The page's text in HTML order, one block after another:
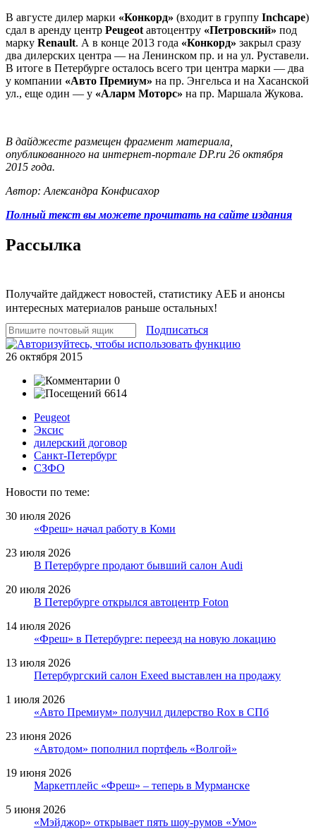
В августе дилер марки «Конкорд» (входит в группу Inchcape)
сдал в аренду центр Peugeot автоцентру «Петровский» под
марку Renault. А в конце 2013 года «Конкорд» закрыл сразу
два дилерских центра — на Ленинском пр. и на ул. Руставели.
В итоге в Петербурге осталось всего три центра марки — два
у компании «Авто Премиум» на пр. Энгельса и на Хасанской
ул., еще один — у «Аларм Моторс» на пр. Маршала Жукова.
В дайджесте размещен фрагмент материала,
опубликованного на интернет-портале DP.ru 26 октября
2015 года.
Автор: Александра Конфисахор
Полный текст вы можете прочитать на сайте издания
Рассылка
Получайте дайджест новостей, статистику АЕБ и анонсы
интересных материалов раньше остальных!
Подписаться
26 октября 2015
0
6614
Peugeot
Эксис
дилерский договор
Санкт-Петербург
СЗФО
Новости по теме:
30 июля 2026
«Фреш» начал работу в Коми
23 июля 2026
В Петербурге продают бывший салон Audi
20 июля 2026
В Петербурге открылся автоцентр Foton
14 июля 2026
«Фреш» в Петербурге: переезд на новую локацию
13 июля 2026
Петербургский салон Exeed выставлен на продажу
1 июля 2026
«Авто Премиум» получил дилерство Rox в СПб
23 июня 2026
«Автодом» пополнил портфель «Волгой»
19 июня 2026
Маркетплейс «Фреш» – теперь в Мурманске
5 июня 2026
«Мэйджор» открывает пять шоу-румов «Умо»